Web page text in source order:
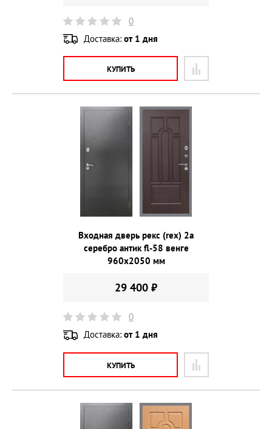
0
Доставка: от 1 дня
КУПИТЬ
Входная дверь рекс (rex) 2а
серебро антик fl-58 венге
960х2050 мм
29 400 ₽
0
Доставка: от 1 дня
КУПИТЬ